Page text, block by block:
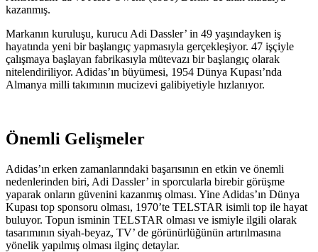
kazanmış.
Markanın kuruluşu, kurucu Adi Dassler’ in 49 yaşındayken iş
hayatında yeni bir başlangıç yapmasıyla gerçekleşiyor. 47 işçiyle
çalışmaya başlayan fabrikasıyla mütevazı bir başlangıç olarak
nitelendiriliyor. Adidas’ın büyümesi, 1954 Dünya Kupası’nda
Almanya milli takımının mucizevi galibiyetiyle hızlanıyor.
Önemli Gelişmeler
Adidas’ın erken zamanlarındaki başarısının en etkin ve önemli
nedenlerinden biri, Adi Dassler’ in sporcularla birebir görüşme
yaparak onların güvenini kazanmış olması. Yine Adidas’ın Dünya
Kupası top sponsoru olması, 1970’te TELSTAR isimli top ile hayat
buluyor. Topun isminin TELSTAR olması ve ismiyle ilgili olarak
tasarımının siyah-beyaz, TV’ de görünürlüğünün artırılmasına
yönelik yapılmış olması ilginç detaylar.